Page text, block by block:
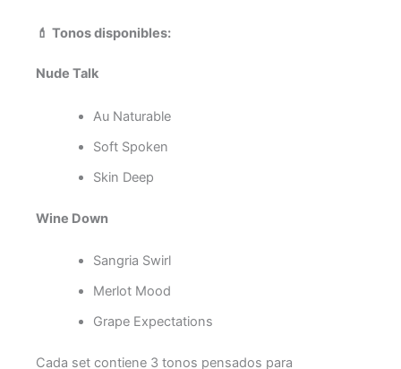
💄 Tonos disponibles:
Nude Talk
Au Naturable
Soft Spoken
Skin Deep
Wine Down
Sangria Swirl
Merlot Mood
Grape Expectations
Cada set contiene 3 tonos pensados para